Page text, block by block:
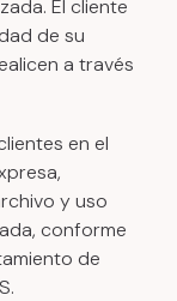
El cliente
de su
a través
en el
y uso
conforme
de